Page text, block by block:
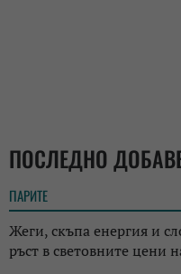
ПОСЛЕДНО
ПАРИТЕ
Жеги, скъпа енергия и
ръст в световните цени